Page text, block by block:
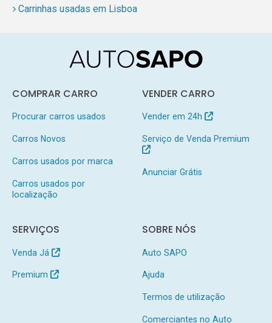
Carrinhas usadas em Lisboa
COMPRAR CARRO
Procurar carros usados
Carros Novos
Carros usados por marca
Carros usados por
localização
VENDER CARRO
Vender em 24h
Serviço de Venda Premium
Anunciar Grátis
SERVIÇOS
Venda Já
Premium
SOBRE NÓS
Auto SAPO
Ajuda
Termos de utilização
Comerciantes no Auto